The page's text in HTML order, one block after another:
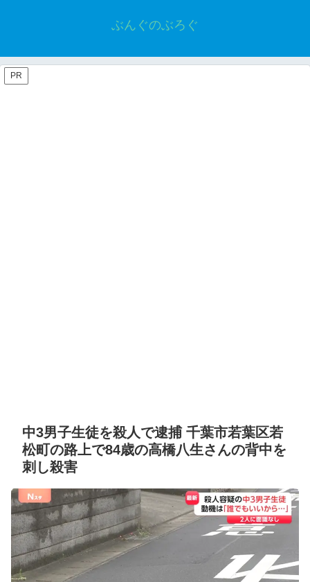
ぶんぐのぶろぐ
PR
中3男子生徒を殺人で逮捕 千葉市若葉区若
松町の路上で84歳の高橋八生さんの背中を
刺し殺害